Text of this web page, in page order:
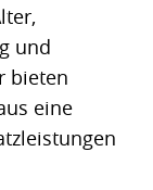
und
bieten
eine